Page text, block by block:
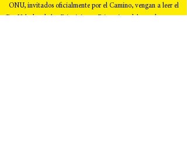
ONU, invitados oficialmente por el Camino, vengan a leer el